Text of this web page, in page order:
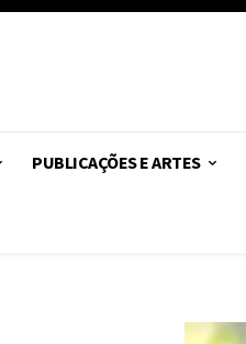
PUBLICAÇÕES E ARTES